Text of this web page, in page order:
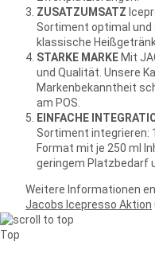
ZUSATZUMSATZ
Sortiment optimal
klassische
STARKE MARKE Mit
und Qualität. Unsere
Markenbekanntheit
am POS.
EINFACHE
Sortiment integrieren:
Format mit je 250 ml
geringem Platzbedarf
Weitere Informationen
Jacobs Icepresso Aktion
Top